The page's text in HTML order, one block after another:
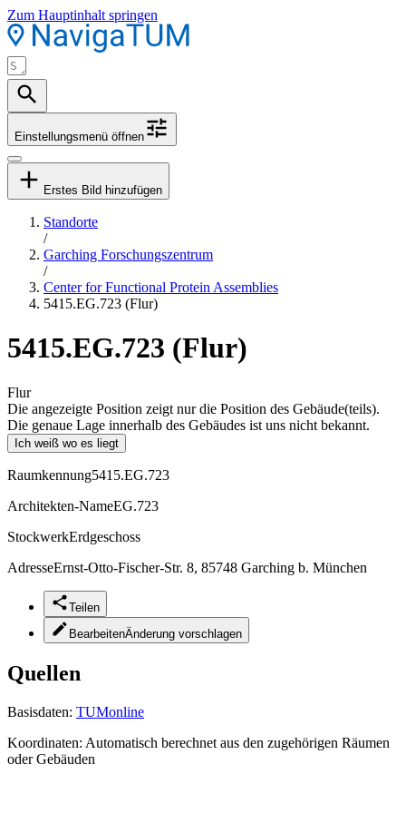
Zum Hauptinhalt springen
Einstellungsmenü öffnen
Erstes Bild hinzufügen
Standorte
/
Garching Forschungszentrum
/
Center for Functional Protein Assemblies
5415.EG.723 (Flur)
5415.EG.723 (Flur)
Flur
Die angezeigte Position zeigt nur die Position des Gebäude(teils).
Die genaue Lage innerhalb des Gebäudes ist uns nicht bekannt.
Ich weiß wo es liegt
Raumkennung5415.EG.723
Architekten-NameEG.723
StockwerkErdgeschoss
AdresseErnst-Otto-Fischer-Str. 8, 85748 Garching b. München
Teilen
BearbeitenÄnderung vorschlagen
Quellen
Basisdaten: TUMonline
Koordinaten: Automatisch berechnet aus den zugehörigen Räumen
oder Gebäuden